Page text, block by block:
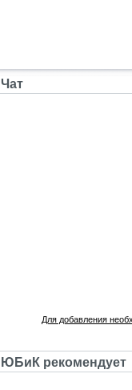
Чат
Для добавления
ЮБиК рекомендует